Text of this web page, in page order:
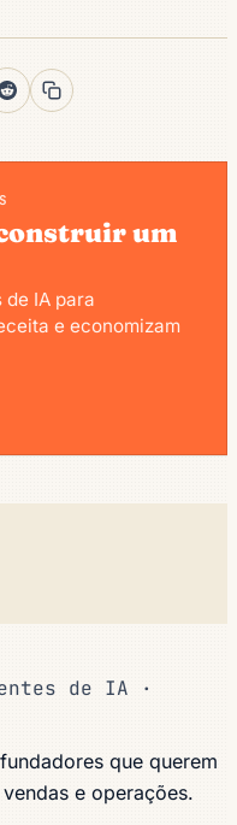
um
IA para
e economizam
de IA ·
que querem
e operações.